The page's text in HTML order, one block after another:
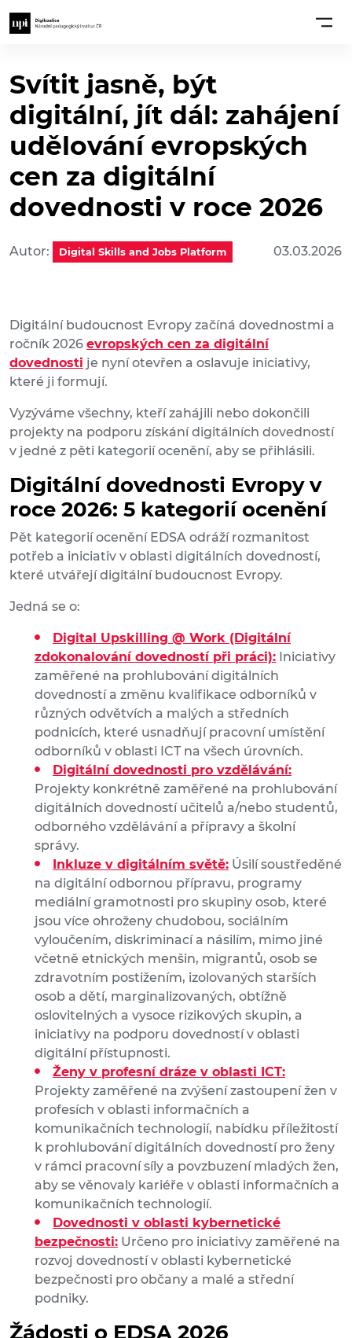
Svítit jasně, být
digitální, jít dál: zahájení
udělování evropských
cen za digitální
dovednosti v roce 2026
Autor: Digital Skills and Jobs Platform 03.03.2026
Digitální budoucnost Evropy začíná dovednostmi a
ročník 2026 evropských cen za digitální
dovednosti je nyní otevřen a oslavuje iniciativy,
které ji formují.
Vyzýváme všechny, kteří zahájili nebo dokončili
projekty na podporu získání digitálních dovedností
v jedné z pěti kategorií ocenění, aby se přihlásili.
Digitální dovednosti Evropy v
roce 2026: 5 kategorií ocenění
Pět kategorií ocenění EDSA odráží rozmanitost
potřeb a iniciativ v oblasti digitálních dovedností,
které utvářejí digitální budoucnost Evropy.
Jedná se o:
Digital Upskilling @ Work (Digitální
zdokonalování dovedností při práci): Iniciativy
zaměřené na prohlubování digitálních
dovedností a změnu kvalifikace odborníků v
různých odvětvích a malých a středních
podnicích, které usnadňují pracovní umístění
odborníků v oblasti ICT na všech úrovních.
Digitální dovednosti pro vzdělávání:
Projekty konkrétně zaměřené na prohlubování
digitálních dovedností učitelů a/nebo studentů,
odborného vzdělávání a přípravy a školní
správy.
Inkluze v digitálním světě: Úsilí soustředěné
na digitální odbornou přípravu, programy
mediální gramotnosti pro skupiny osob, které
jsou více ohroženy chudobou, sociálním
vyloučením, diskriminací a násilím, mimo jiné
včetně etnických menšin, migrantů, osob se
zdravotním postižením, izolovaných starších
osob a dětí, marginalizovaných, obtížně
oslovitelných a vysoce rizikových skupin, a
iniciativy na podporu dovedností v oblasti
digitální přístupnosti.
Ženy v profesní dráze v oblasti ICT:
Projekty zaměřené na zvýšení zastoupení žen v
profesích v oblasti informačních a
komunikačních technologií, nabídku příležitostí
k prohlubování digitálních dovedností pro ženy
v rámci pracovní síly a povzbuzení mladých žen,
aby se věnovaly kariéře v oblasti informačních a
komunikačních technologií.
Dovednosti v oblasti kybernetické
bezpečnosti: Určeno pro iniciativy zaměřené na
rozvoj dovedností v oblasti kybernetické
bezpečnosti pro občany a malé a střední
podniky.
Žádosti o EDSA 2026